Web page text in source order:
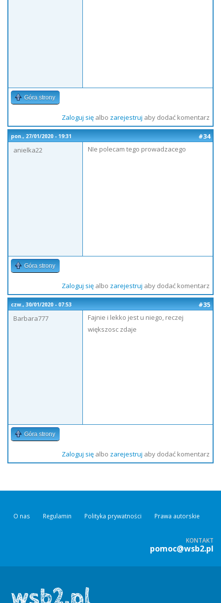
Góra strony
Zaloguj sięalbo zarejestruj aby dodać komentarz
pon., 27/01/2020 - 19:31
#34
anielka22
NIe polecam tego prowadzacego
Góra strony
Zaloguj sięalbo zarejestruj aby dodać komentarz
czw., 30/01/2020 - 07:53
#35
Barbara777
Fajnie i lekko jest u niego, reczej
większosc zdaje
Góra strony
Zaloguj sięalbo zarejestruj aby dodać komentarz
O nas Regulamin Polityka prywatności Prawa autorskie
KONTAKT
pomoc@wsb2.pl